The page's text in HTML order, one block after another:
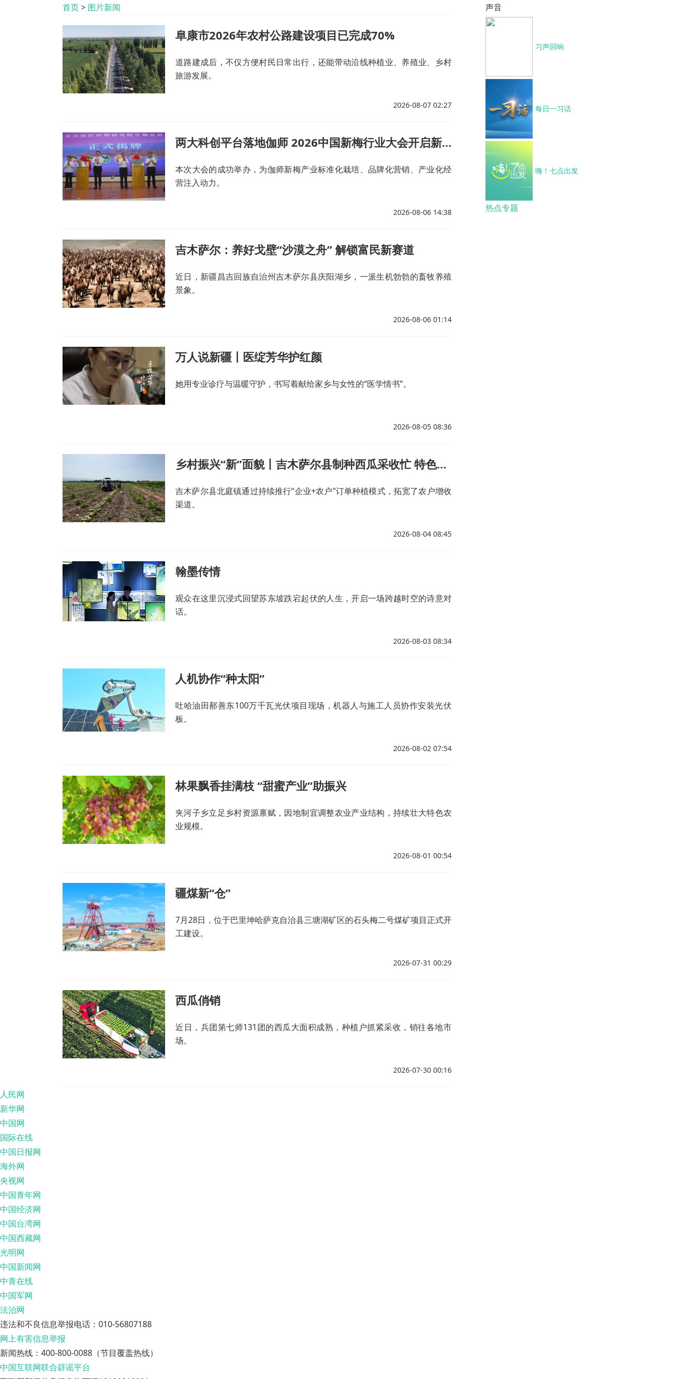
首页> 图片新闻
阜康市2026年农村公路建设项目已完成70%
道路建成后，不仅方便村民日常出行，还能带动沿线种植业、养殖业、乡村
旅游发展。
2026-08-07 02:27
两大科创平台落地伽师 2026中国新梅行业大会开启新梅产业高质量新篇
本次大会的成功举办，为伽师新梅产业标准化栽培、品牌化营销、产业化经
营注入动力。
2026-08-06 14:38
吉木萨尔：养好戈壁“沙漠之舟” 解锁富民新赛道
近日，新疆昌吉回族自治州吉木萨尔县庆阳湖乡，一派生机勃勃的畜牧养殖
景象。
2026-08-06 01:14
万人说新疆丨医绽芳华护红颜
她用专业诊疗与温暖守护，书写着献给家乡与女性的“医学情书”。
2026-08-05 08:36
乡村振兴“新”面貌丨吉木萨尔县制种西瓜采收忙 特色种植助增收
吉木萨尔县北庭镇通过持续推行“企业+农户”订单种植模式，拓宽了农户增收
渠道。
2026-08-04 08:45
翰墨传情
观众在这里沉浸式回望苏东坡跌宕起伏的人生，开启一场跨越时空的诗意对
话。
2026-08-03 08:34
人机协作“种太阳”
吐哈油田鄯善东100万千瓦光伏项目现场，机器人与施工人员协作安装光伏
板。
2026-08-02 07:54
林果飘香挂满枝 “甜蜜产业”助振兴
夹河子乡立足乡村资源禀赋，因地制宜调整农业产业结构，持续壮大特色农
业规模。
2026-08-01 00:54
疆煤新“仓”
7月28日，位于巴里坤哈萨克自治县三塘湖矿区的石头梅二号煤矿项目正式开
工建设。
2026-07-31 00:29
西瓜俏销
近日，兵团第七师131团的西瓜大面积成熟，种植户抓紧采收，销往各地市
场。
2026-07-30 00:16
声音
习声回响
每日一习话
嗨！七点出发
热点专题
人民网
新华网
中国网
国际在线
中国日报网
海外网
央视网
中国青年网
中国经济网
中国台湾网
中国西藏网
光明网
中国新闻网
中青在线
中国军网
法治网
违法和不良信息举报电话：010-56807188
网上有害信息举报
新闻热线：400-800-0088（节目覆盖热线）
中国互联网联合辟谣平台